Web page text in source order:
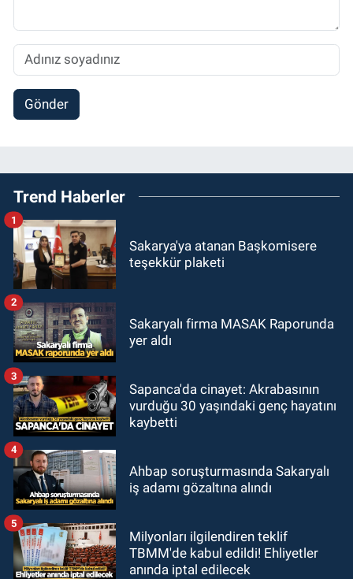
Gönder
Trend Haberler
Sakarya'ya atanan Başkomisere
teşekkür plaketi
1
Sakaryalı firma MASAK Raporunda
yer aldı
2
Sapanca'da cinayet: Akrabasının
vurduğu 30 yaşındaki genç hayatını
kaybetti
3
Ahbap soruşturmasında Sakaryalı
iş adamı gözaltına alındı
4
Milyonları ilgilendiren teklif
TBMM'de kabul edildi! Ehliyetler
anında iptal edilecek
5